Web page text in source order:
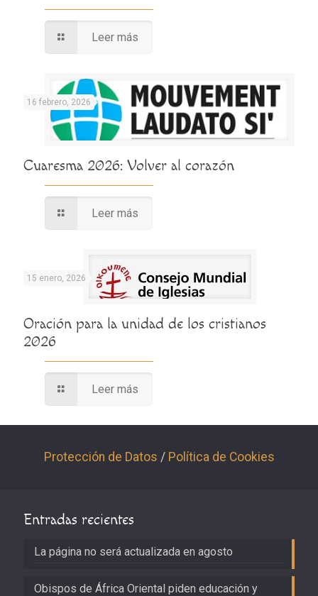
Leer más
16 febrero, 2026
Cuaresma 2026: Volver al corazón
Leer más
15 enero, 2026
Oración para la unidad de los cristianos
2026
Leer más
Protección de Datos / Política de Cookies
Entradas recientes
La página no será actualizada en agosto
Obispos de África Oriental piden educación y